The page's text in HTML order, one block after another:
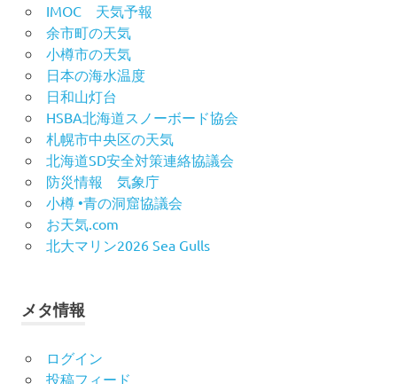
IMOC 天気予報
余市町の天気
小樽市の天気
日本の海水温度
日和山灯台
HSBA北海道スノーボード協会
札幌市中央区の天気
北海道SD安全対策連絡協議会
防災情報 気象庁
小樽 •青の洞窟協議会
お天気.com
北大マリン2026 Sea Gulls
メタ情報
ログイン
投稿フィード